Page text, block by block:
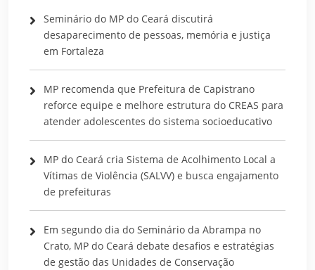
Seminário do MP do Ceará discutirá
desaparecimento de pessoas, memória e justiça
em Fortaleza
MP recomenda que Prefeitura de Capistrano
reforce equipe e melhore estrutura do CREAS para
atender adolescentes do sistema socioeducativo
MP do Ceará cria Sistema de Acolhimento Local a
Vítimas de Violência (SALVV) e busca engajamento
de prefeituras
Em segundo dia do Seminário da Abrampa no
Crato, MP do Ceará debate desafios e estratégias
de gestão das Unidades de Conservação